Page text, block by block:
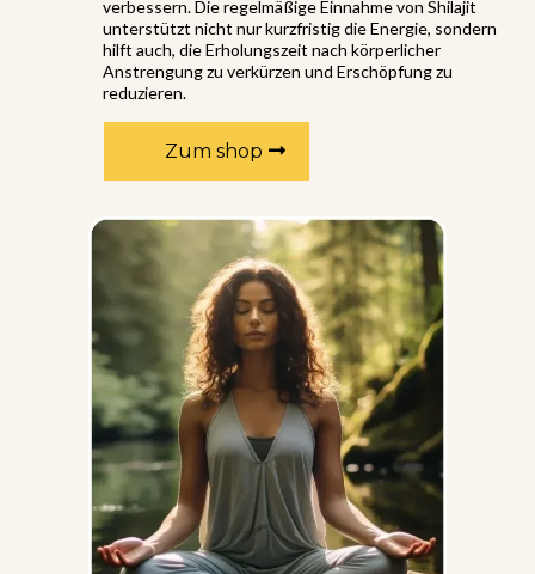
verbessern. Die regelmäßige Einnahme von Shilajit
unterstützt nicht nur kurzfristig die Energie, sondern
hilft auch, die Erholungszeit nach körperlicher
Anstrengung zu verkürzen und Erschöpfung zu
reduzieren.
Zum shop